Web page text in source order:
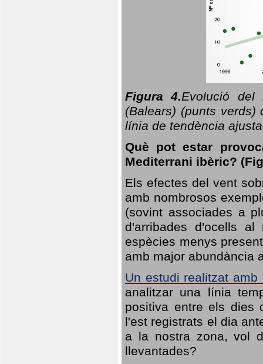
Figura 4.Evolució del
(Balears) (punts
línia de tendència
Què pot estar
Mediterrani ibèric?
Els efectes del vent
amb nombrosos
(sovint associades a
d'arribades d'ocells
espècies menys
amb major abundància
Un estudi realitzat amb
analitzar una línia
positiva entre els dies
l'est registrats el dia
a la nostra zona, vol
llevantades?